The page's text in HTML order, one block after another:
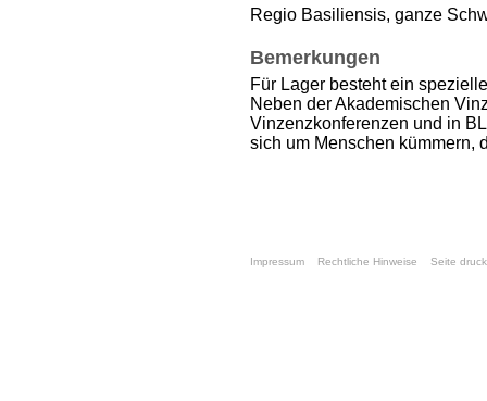
Regio Basiliensis, ganze
Bemerkungen
Für Lager besteht ein
Neben der Akademischen
Vinzenzkonferenzen und in
sich um Menschen kümmern,
Impressum Rechtliche Hinweise Seite